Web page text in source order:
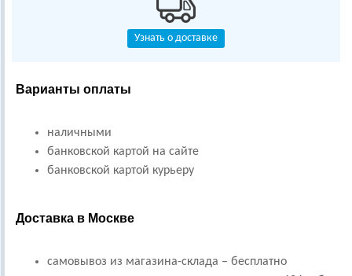
Узнать о доставке
Варианты оплаты
наличными
банковской картой на сайте
банковской картой курьеру
Доставка в Москве
самовывоз из магазина-склада – бесплатно